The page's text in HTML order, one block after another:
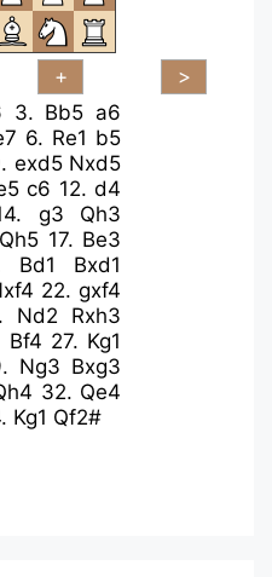
3. Bb5 a6
6. Re1 b5
exd5 Nxd5
c6 12.d4
g3
Qh3
Qh5 17. Be3
Bd1
Bxd1
22.gxf4
Nd2
Rxh3
Bf4 27. Kg1
Ng3 Bxg3
32. Qe4
Kg1 Qf2#